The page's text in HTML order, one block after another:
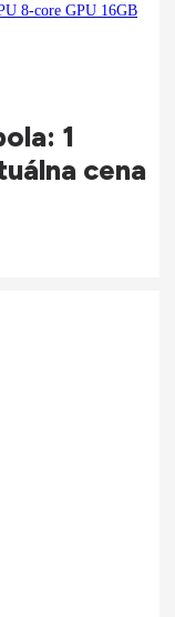
1
cena